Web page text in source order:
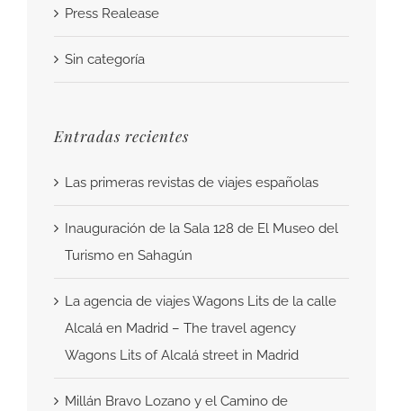
Press Realease
Sin categoría
Entradas recientes
Las primeras revistas de viajes españolas
Inauguración de la Sala 128 de El Museo del
Turismo en Sahagún
La agencia de viajes Wagons Lits de la calle
Alcalá en Madrid – The travel agency
Wagons Lits of Alcalá street in Madrid
Millán Bravo Lozano y el Camino de